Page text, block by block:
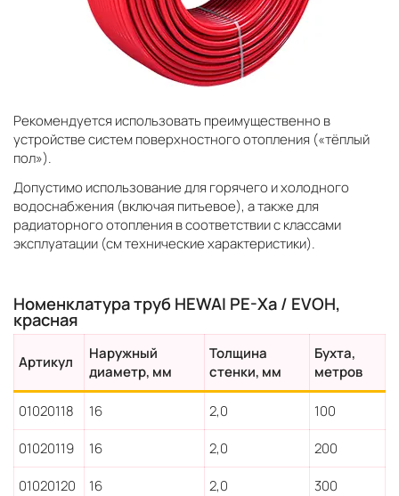
Рекомендуется использовать преимущественно в
устройстве систем поверхностного отопления («тёплый
пол»).
Допустимо использование для горячего и холодного
водоснабжения (включая питьевое), а также для
радиаторного отопления в соответствии с классами
эксплуатации (см технические характеристики).
Номенклатура труб HEWAI PE-Xa / EVOH,
красная
Артикул
Наружный
диаметр, мм
Толщина
стенки, мм
Бухта,
метров
01020118 16 2,0
100
01020119
16 2,0
200
01020120
16 2,0
300